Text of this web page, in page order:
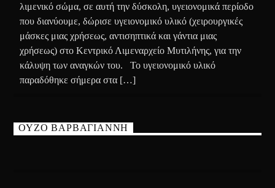
λιμενικό σώμα, σε αυτή την δύσκολη, υγειονομικά περίοδο
που διανύουμε, δώρισε υγειονομικό υλικό (χειρουργικές
μάσκες μιας χρήσεως, αντισηπτικά και γάντια μιας
χρήσεως) στο Κεντρικό Λιμεναρχείο Μυτιλήνης, για την
κάλυψη των αναγκών του. Το υγειονομικό υλικό
παραδόθηκε σήμερα στα […]
ΟΥΖΟ ΒΑΡΒΑΓΙΑΝΝΗ